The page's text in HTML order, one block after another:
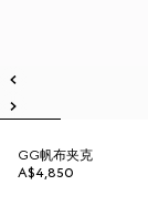
GG帆布夹克
A$4,850